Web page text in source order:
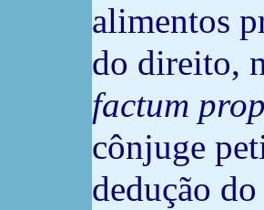
alimentos
do direito,
factum
cônjuge
dedução